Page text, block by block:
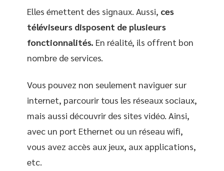
Elles émettent des signaux. Aussi, ces
téléviseurs disposent de plusieurs
fonctionnalités. En réalité, ils offrent bon
nombre de services.
Vous pouvez non seulement naviguer sur
internet, parcourir tous les réseaux sociaux,
mais aussi découvrir des sites vidéo. Ainsi,
avec un port Ethernet ou un réseau wifi,
vous avez accès aux jeux, aux applications,
etc.